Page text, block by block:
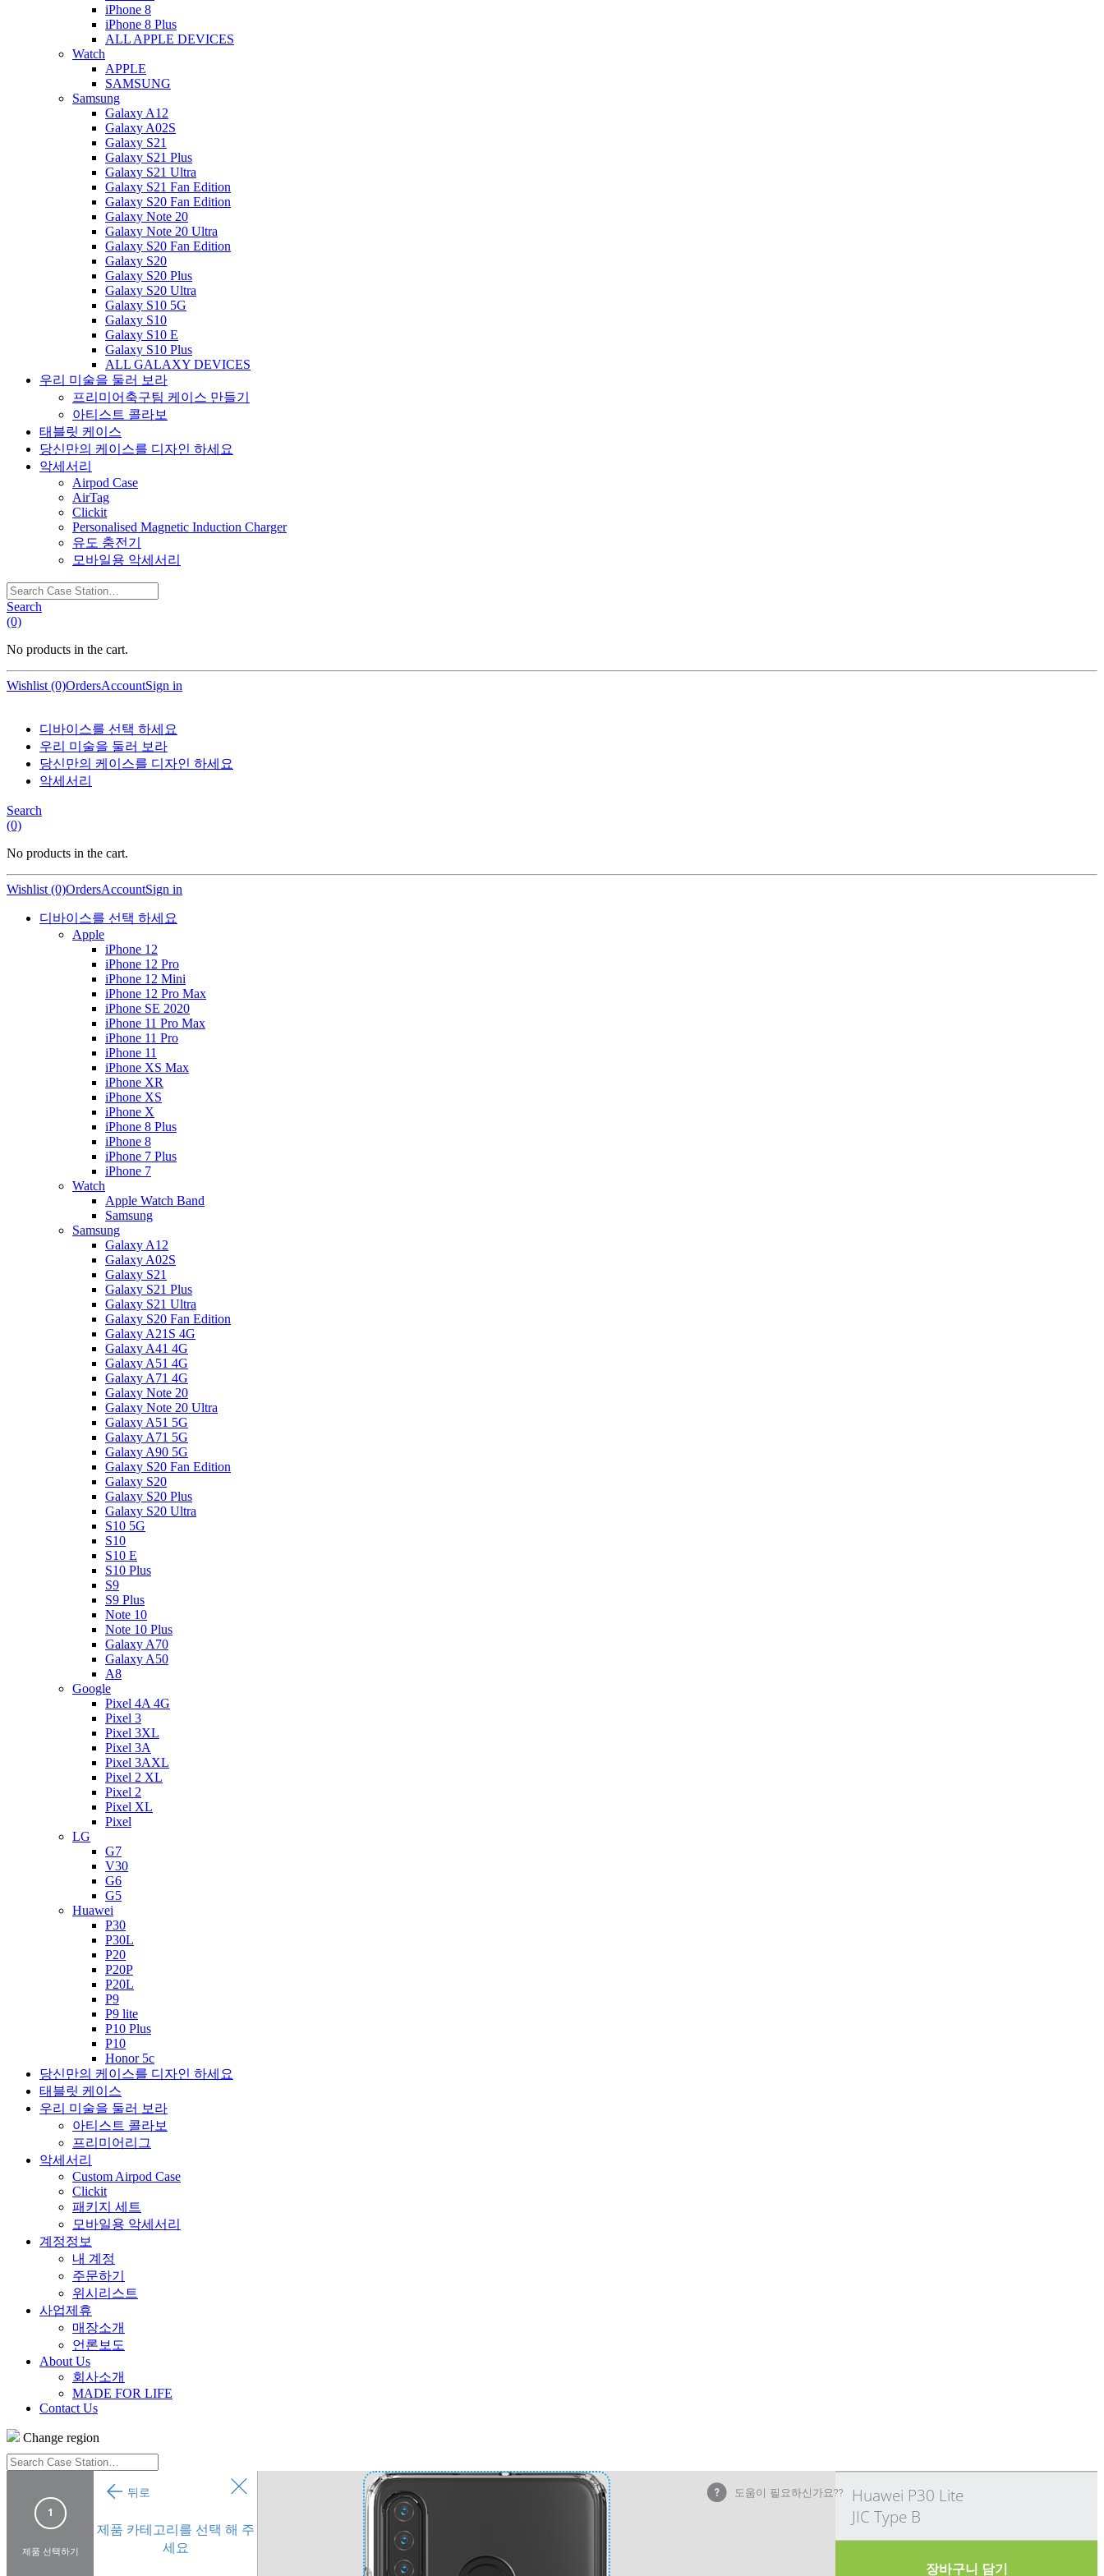
iPhone 8
iPhone 8 Plus
ALL APPLE DEVICES
Watch
APPLE
SAMSUNG
Samsung
Galaxy A12
Galaxy A02S
Galaxy S21
Galaxy S21 Plus
Galaxy S21 Ultra
Galaxy S21 Fan Edition
Galaxy S20 Fan Edition
Galaxy Note 20
Galaxy Note 20 Ultra
Galaxy S20 Fan Edition
Galaxy S20
Galaxy S20 Plus
Galaxy S20 Ultra
Galaxy S10 5G
Galaxy S10
Galaxy S10 E
Galaxy S10 Plus
ALL GALAXY DEVICES
우리 미술을 둘러 보라
프리미어축구팀 케이스 만들기
아티스트 콜라보
태블릿 케이스
당신만의 케이스를 디자인 하세요
악세서리
Airpod Case
AirTag
Clickit
Personalised Magnetic Induction Charger
유도 충전기
모바일용 악세서리
Search
Case
Station…
Search
(0)
No products in the cart.
Wishlist (0)OrdersAccountSign in
디바이스를 선택 하세요
우리 미술을 둘러 보라
당신만의 케이스를 디자인 하세요
악세서리
Search
(0)
No products in the cart.
Wishlist (0)OrdersAccountSign in
디바이스를 선택 하세요
Apple
iPhone 12
iPhone 12 Pro
iPhone 12 Mini
iPhone 12 Pro Max
iPhone SE 2020
iPhone 11 Pro Max
iPhone 11 Pro
iPhone 11
iPhone XS Max
iPhone XR
iPhone XS
iPhone X
iPhone 8 Plus
iPhone 8
iPhone 7 Plus
iPhone 7
Watch
Apple Watch Band
Samsung
Samsung
Galaxy A12
Galaxy A02S
Galaxy S21
Galaxy S21 Plus
Galaxy S21 Ultra
Galaxy S20 Fan Edition
Galaxy A21S 4G
Galaxy A41 4G
Galaxy A51 4G
Galaxy A71 4G
Galaxy Note 20
Galaxy Note 20 Ultra
Galaxy A51 5G
Galaxy A71 5G
Galaxy A90 5G
Galaxy S20 Fan Edition
Galaxy S20
Galaxy S20 Plus
Galaxy S20 Ultra
S10 5G
S10
S10 E
S10 Plus
S9
S9 Plus
Note 10
Note 10 Plus
Galaxy A70
Galaxy A50
A8
Google
Pixel 4A 4G
Pixel 3
Pixel 3XL
Pixel 3A
Pixel 3AXL
Pixel 2 XL
Pixel 2
Pixel XL
Pixel
LG
G7
V30
G6
G5
Huawei
P30
P30L
P20
P20P
P20L
P9
P9 lite
P10 Plus
P10
Honor 5c
당신만의 케이스를 디자인 하세요
태블릿 케이스
우리 미술을 둘러 보라
아티스트 콜라보
프리미어리그
악세서리
Custom Airpod Case
Clickit
패키지 세트
모바일용 악세서리
계정정보
내 계정
주문하기
위시리스트
사업제휴
매장소개
언론보도
About Us
회사소개
MADE FOR LIFE
Contact Us
Change region
Search
Case